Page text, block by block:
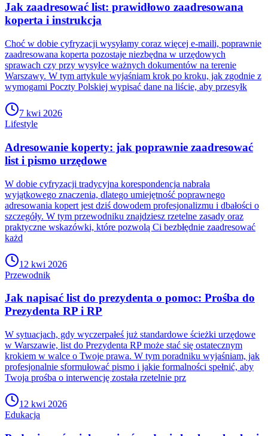
Jak zaadresować list: prawidłowo zaadresowana
koperta i instrukcja
Choć w dobie cyfryzacji wysyłamy coraz więcej e-maili, poprawnie
zaadresowana koperta pozostaje niezbędna w urzędowych
sprawach czy przy wysyłce ważnych dokumentów na terenie
Warszawy. W tym artykule wyjaśniam krok po kroku, jak zgodnie z
wymogami Poczty Polskiej wypisać dane na liście, aby przesyłk
7 kwi 2026
Lifestyle
Adresowanie koperty: jak poprawnie zaadresować
list i pismo urzędowe
W dobie cyfryzacji tradycyjna korespondencja nabrała
wyjątkowego znaczenia, dlatego umiejętność poprawnego
adresowania kopert jest dziś dowodem profesjonalizmu i dbałości o
szczegóły. W tym przewodniku znajdziesz rzetelne zasady oraz
praktyczne wskazówki, które pozwolą Ci bezbłędnie zaadresować
każd
12 kwi 2026
Przewodnik
Jak napisać list do prezydenta o pomoc: Prośba do
Prezydenta RP i RP
W sytuacjach, gdy wyczerpałeś już standardowe ścieżki urzędowe
w Warszawie, list do Prezydenta RP może stać się ostatecznym
krokiem w walce o Twoje prawa. W tym poradniku wyjaśniam, jak
profesjonalnie sformułować pismo i jakie formalności spełnić, aby
Twoja prośba o interwencję została rzetelnie prz
12 kwi 2026
Edukacja